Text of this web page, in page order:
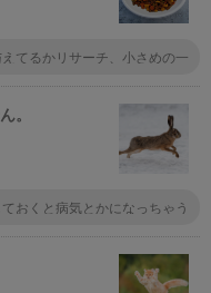
てるかリサーチ、小さめの一
。
おくと病気とかになっちゃう